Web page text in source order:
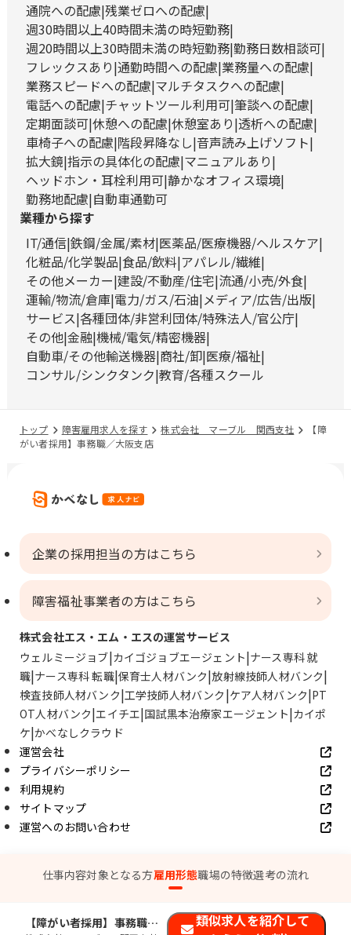
仕事内容対象となる方雇用形態職場の特徴選考の流れ
通院への配慮 残業ゼロへの配慮
週30時間以上40時間未満の時短勤務
週20時間以上30時間未満の時短勤務 勤務日数相談可
フレックスあり 通勤時間への配慮 業務量への配慮
業務スピードへの配慮 マルチタスクへの配慮
電話への配慮 チャットツール利用可 筆談への配慮
定期面談可 休憩への配慮 休憩室あり 透析への配慮
車椅子への配慮 階段昇降なし 音声読み上げソフト
拡大鏡 指示の具体化の配慮 マニュアルあり
ヘッドホン・耳栓利用可 静かなオフィス環境
勤務地配慮 自動車通勤可
業種から探す
IT/通信 鉄鋼/金属/素材 医薬品/医療機器/ヘルスケア
化粧品/化学製品 食品/飲料 アパレル/繊維
その他メーカー 建設/不動産/住宅 流通/小売/外食
運輸/物流/倉庫 電力/ガス/石油 メディア/広告/出版
サービス 各種団体/非営利団体/特殊法人/官公庁
その他 金融 機械/電気/精密機器
自動車/その他輸送機器 商社/卸 医療/福祉
コンサル/シンクタンク 教育/各種スクール
トップ 障害雇用求人を探す 株式会社 マーブル 関西支社
【障
がい者採用】事務職／大阪支店
【障がい者採用】事務職／大阪支店
類似求人を紹介して
企業の採用担当の方はこちら
障害福祉事業者の方はこちら
株式会社エス・エム・エスの運営サービス
ウェルミージョブ カイゴジョブエージェント ナース専科 就
職 ナース専科 転職 保育士人材バンク 放射線技師人材バンク
検査技師人材バンク 工学技師人材バンク ケア人材バンク PT
OT人材バンク エイチエ 国試黒本治療家エージェント カイポ
ケ かべなしクラウド
運営会社
プライバシーポリシー
利用規約
サイトマップ
運営へのお問い合わせ